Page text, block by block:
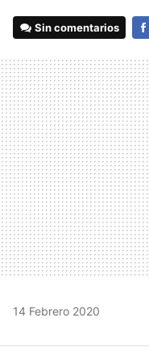
Sin comentarios
14 Febrero 2020